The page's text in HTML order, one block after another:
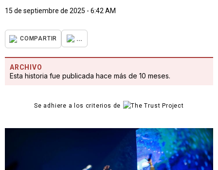
15 de septiembre de 2025 - 6:42 AM
COMPARTIR ...
ARCHIVO
Esta historia fue publicada hace más de 10 meses.
Se adhiere a los criterios de